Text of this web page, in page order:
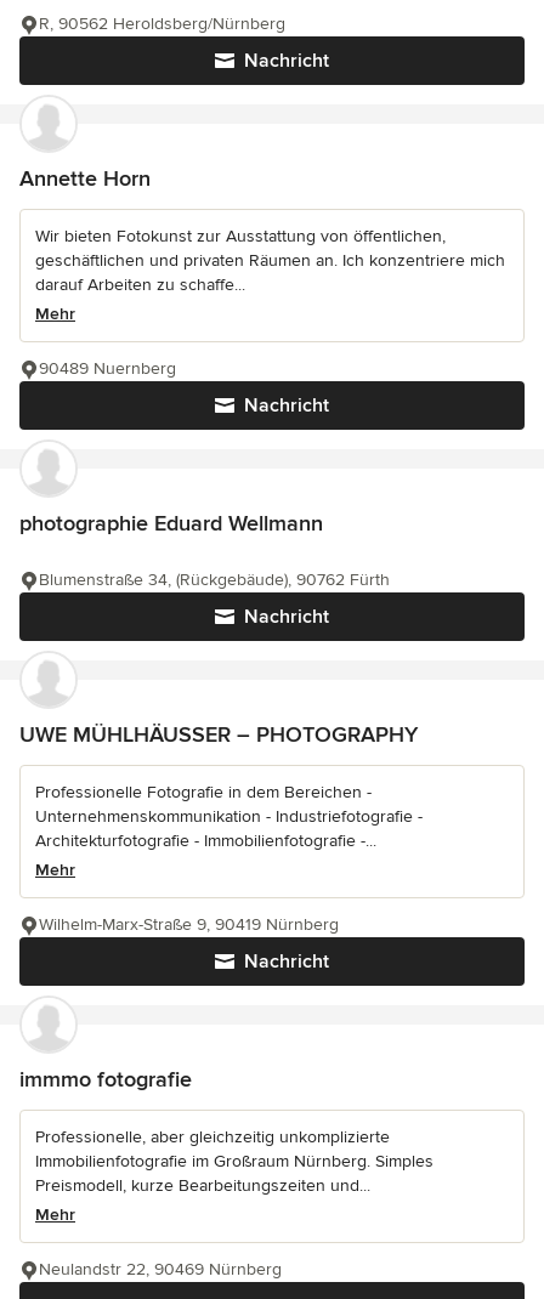
Nachricht
R, 90562 Heroldsberg/Nürnberg
Annette Horn
Wir bieten Fotokunst zur Ausstattung von öffentlichen,
geschäftlichen und privaten Räumen an. Ich konzentriere mich
darauf Arbeiten zu schaffe...
Mehr
Nachricht
90489 Nuernberg
photographie Eduard Wellmann
Nachricht
Blumenstraße 34, (Rückgebäude), 90762 Fürth
UWE MÜHLHÄUSSER – PHOTOGRAPHY
Professionelle Fotografie in dem Bereichen -
Unternehmenskommunikation - Industriefotografie -
Architekturfotografie - Immobilienfotografie -...
Mehr
Nachricht
Wilhelm-Marx-Straße 9, 90419 Nürnberg
immmo fotografie
Professionelle, aber gleichzeitig unkomplizierte
Immobilienfotografie im Großraum Nürnberg. Simples
Preismodell, kurze Bearbeitungszeiten und...
Mehr
Neulandstr 22, 90469 Nürnberg